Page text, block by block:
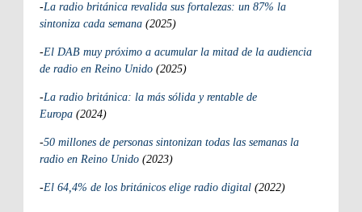
-La radio británica revalida sus fortalezas: un 87% la
sintoniza cada semana (2025)
-El DAB muy próximo a acumular la mitad de la audiencia
de radio en Reino Unido (2025)
-La radio británica: la más sólida y rentable de
Europa (2024)
-50 millones de personas sintonizan todas las semanas la
radio en Reino Unido (2023)
-El 64,4% de los británicos elige radio digital (2022)